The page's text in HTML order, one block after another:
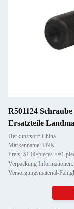
R501124
Ersatzteile
Herkunftsort: China
Markenname: PNK
Preis: $1.00/pieces >=1
Verpackung
Versorgungsmaterial-